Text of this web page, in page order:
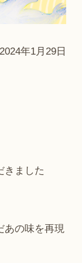
2024年1月29日
きました
あの味を再現